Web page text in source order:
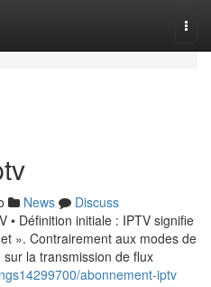
News
Discuss
• Définition initiale : IPTV signifie
». Contrairement aux modes de
la transmission de flux
abonnement-iptv